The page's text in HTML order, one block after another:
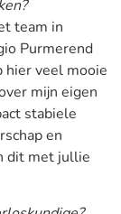
team in
Purmerend
hier veel mooie
mijn eigen
stabiele
en
dit met jullie